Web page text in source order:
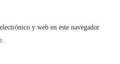
y web en este navegador